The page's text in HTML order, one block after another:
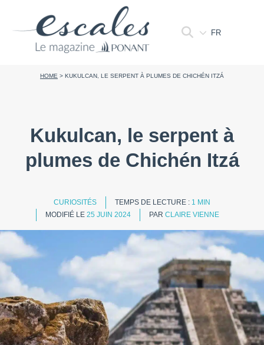
FR
HOME > KUKULCAN, LE SERPENT À PLUMES DE CHICHÉN ITZÁ
Kukulcan, le serpent à
plumes de Chichén Itzá
CURIOSITÉS TEMPS DE LECTURE : 1 MIN
MODIFIÉ LE 25 JUIN 2024 PAR CLAIRE VIENNE